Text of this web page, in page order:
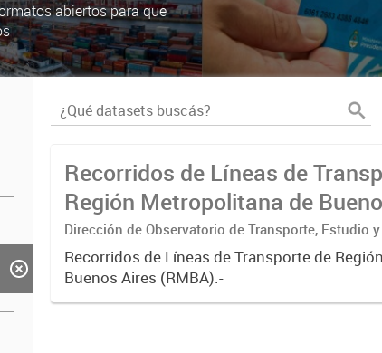
abiertos para que
Recorridos de Líneas de
Región Metropolitana de
(RMBA)
Dirección de Observatorio de Transporte, Estudio
Recorridos de Líneas de Transporte de
Buenos Aires (RMBA).-